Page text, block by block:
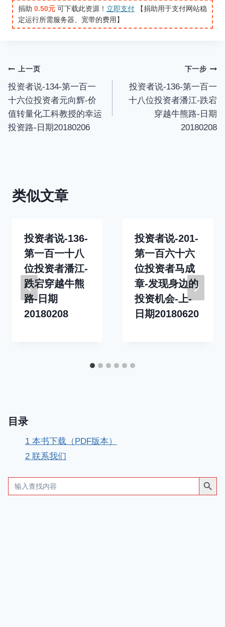
l
n
捐助 0.50元 可下载此资源！ 立即支付 【捐助用于支付网站稳
定运行所需服务器、宽带的费用】
文
章
导
航
上一页
投资者说-134-第一百一
十六位投资者元向辉-价
值转量化工科教授的幸运
投资路-日期20180206
下一步
投资者说-136-第一百一
十八位投资者潘江-跌宕
穿越牛熊路-日期
20180208
类似文章
投资者说-136-
第一百一十八
位投资者潘江-
跌宕穿越牛熊
路-日期
20180208
投资者说-201-
第一百六十六
位投资者马成
章-发现身边的
投资机会-上-
日期20180620
目录
1 本书下载（PDF版本）
2 联系我们
Search
for:
搜索按钮